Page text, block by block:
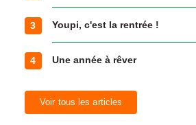
3 Youpi, c'est la rentrée !
4 Une année à rêver
Voir tous les articles